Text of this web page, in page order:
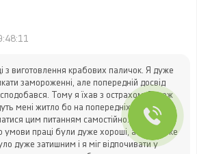
виготовлення крабових паличок. Я дуже
замороженні, але попередній досвід
Тому я їхав з острахом. Також
мені житло бо на попередніх роботах
цим питанням самостійно. Найбільш
умови праці були дуже хороші, а житло яке
дуже затишним і я міг відпочивати у